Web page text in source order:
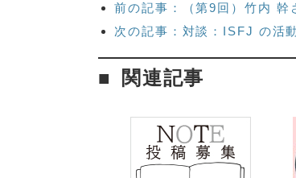
前の記事：（第9回）竹内 幹
次の記事：対談：ISFJ の活
関連記事